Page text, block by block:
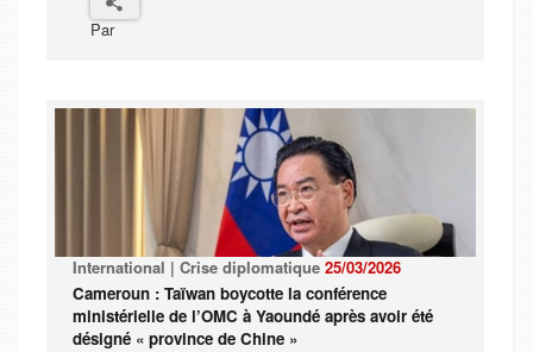
Par
International | Crise diplomatique 25/03/2026
Cameroun : Taïwan boycotte la conférence
ministérielle de l’OMC à Yaoundé après avoir été
désigné « province de Chine »